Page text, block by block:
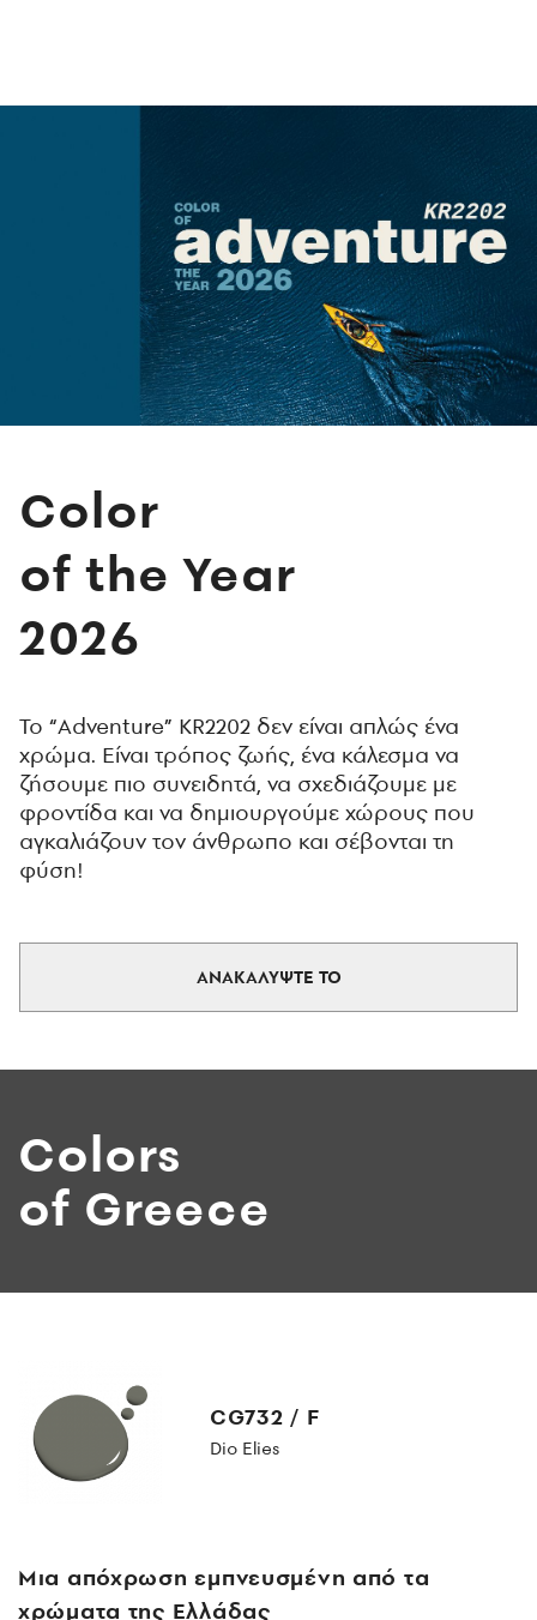
Color
of the Year
2026
Το “Adventure” KR2202 δεν είναι απλώς ένα
χρώμα. Είναι τρόπος ζωής, ένα κάλεσμα να
ζήσουμε πιο συνειδητά, να σχεδιάζουμε με
φροντίδα και να δημιουργούμε χώρους που
αγκαλιάζουν τον άνθρωπο και σέβονται τη
φύση!
ΑΝΑΚΑΛΥΨΤΕ ΤΟ
Colors
of Greece
CG732 / F
Dio Elies
Μια απόχρωση εμπνευσμένη από τα
χρώματα της Ελλάδας